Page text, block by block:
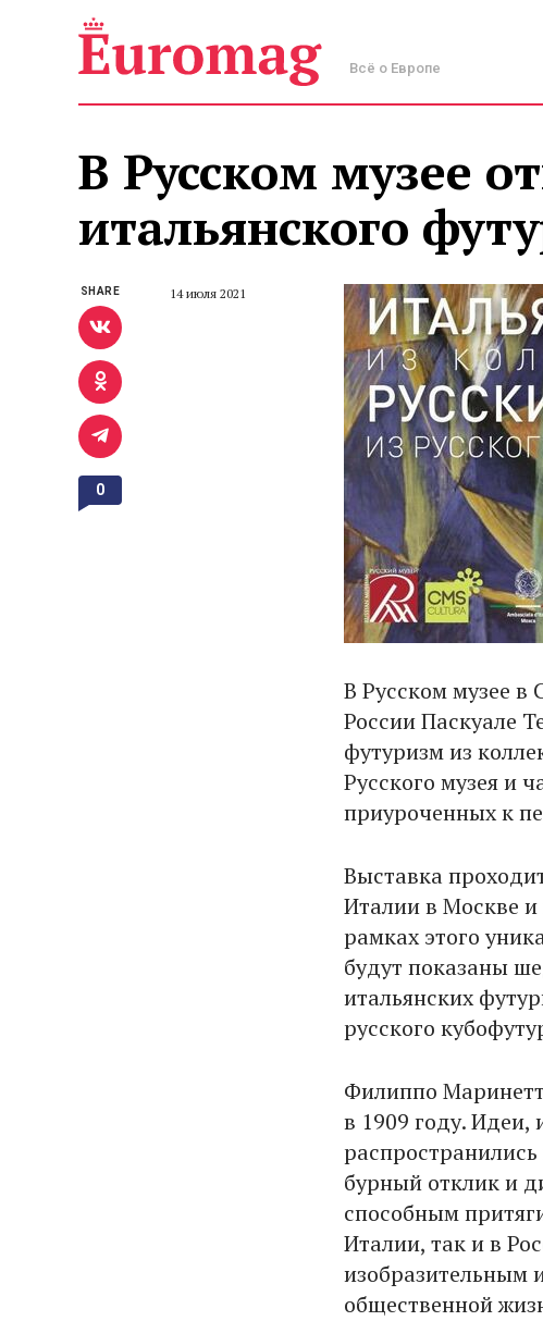
Всё о Европе
В Русском музее
итальянского
14 июля 2021
В Русском музее в
России Паскуале
футуризм из
Русского музея и
приуроченных к
Выставка
Италии в Москве и
рамках этого
будут показаны
итальянских
русского
Филиппо
в 1909 году. Идеи,
бурный отклик и
способным
Италии, так и в
изобразительным
общественной
SHARE
0